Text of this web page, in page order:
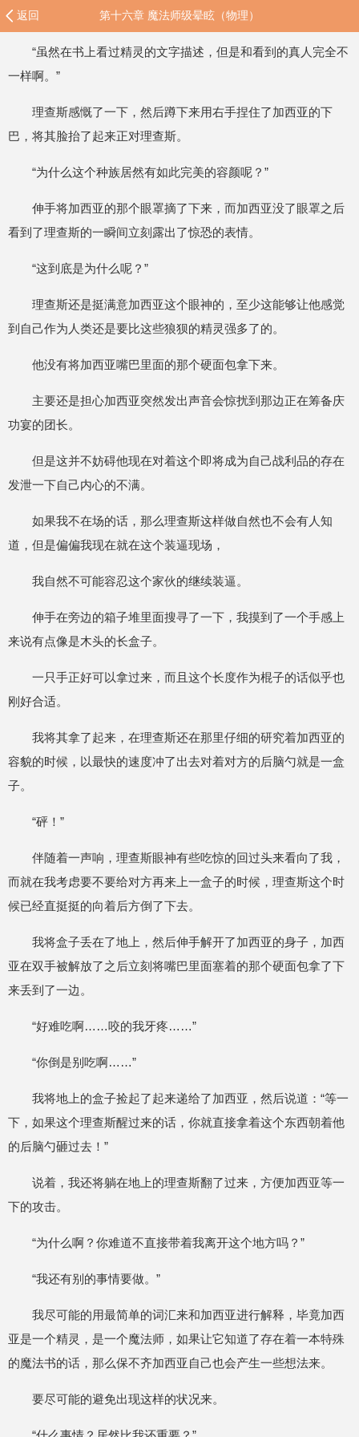
返回 第十六章 魔法师级晕眩（物理）
“虽然在书上看过精灵的文字描述，但是和看到的真人完全不
一样啊。”
理查斯感慨了一下，然后蹲下来用右手捏住了加西亚的下
巴，将其脸抬了起来正对理查斯。
“为什么这个种族居然有如此完美的容颜呢？”
伸手将加西亚的那个眼罩摘了下来，而加西亚没了眼罩之后
看到了理查斯的一瞬间立刻露出了惊恐的表情。
“这到底是为什么呢？”
理查斯还是挺满意加西亚这个眼神的，至少这能够让他感觉
到自己作为人类还是要比这些狼狈的精灵强多了的。
他没有将加西亚嘴巴里面的那个硬面包拿下来。
主要还是担心加西亚突然发出声音会惊扰到那边正在筹备庆
功宴的团长。
但是这并不妨碍他现在对着这个即将成为自己战利品的存在
发泄一下自己内心的不满。
如果我不在场的话，那么理查斯这样做自然也不会有人知
道，但是偏偏我现在就在这个装逼现场，
我自然不可能容忍这个家伙的继续装逼。
伸手在旁边的箱子堆里面搜寻了一下，我摸到了一个手感上
来说有点像是木头的长盒子。
一只手正好可以拿过来，而且这个长度作为棍子的话似乎也
刚好合适。
我将其拿了起来，在理查斯还在那里仔细的研究着加西亚的
容貌的时候，以最快的速度冲了出去对着对方的后脑勺就是一盒
子。
“砰！”
伴随着一声响，理查斯眼神有些吃惊的回过头来看向了我，
而就在我考虑要不要给对方再来上一盒子的时候，理查斯这个时
候已经直挺挺的向着后方倒了下去。
我将盒子丢在了地上，然后伸手解开了加西亚的身子，加西
亚在双手被解放了之后立刻将嘴巴里面塞着的那个硬面包拿了下
来丢到了一边。
“好难吃啊……咬的我牙疼……”
“你倒是别吃啊……”
我将地上的盒子捡起了起来递给了加西亚，然后说道：“等一
下，如果这个理查斯醒过来的话，你就直接拿着这个东西朝着他
的后脑勺砸过去！”
说着，我还将躺在地上的理查斯翻了过来，方便加西亚等一
下的攻击。
“为什么啊？你难道不直接带着我离开这个地方吗？”
“我还有别的事情要做。”
我尽可能的用最简单的词汇来和加西亚进行解释，毕竟加西
亚是一个精灵，是一个魔法师，如果让它知道了存在着一本特殊
的魔法书的话，那么保不齐加西亚自己也会产生一些想法来。
要尽可能的避免出现这样的状况来。